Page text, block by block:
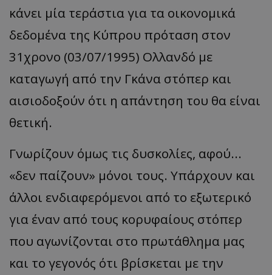
κάνει μία τεράστια για τα οικονομικά
δεδομένα της Κύπρου πρόταση στον
31χρονο (03/07/1995) Ολλανδό με
καταγωγή από την Γκάνα στόπερ και
αισιοδοξούν ότι η απάντηση του θα είναι
θετική.
Γνωρίζουν όμως τις δυσκολίες, αφού...
«δεν παίζουν» μόνοι τους. Υπάρχουν και
άλλοι ενδιαφερόμενοι από το εξωτερικό
για έναν από τους κορυφαίους στόπερ
που αγωνίζονται στο πρωτάθλημα μας
και το γεγονός ότι βρίσκεται με την